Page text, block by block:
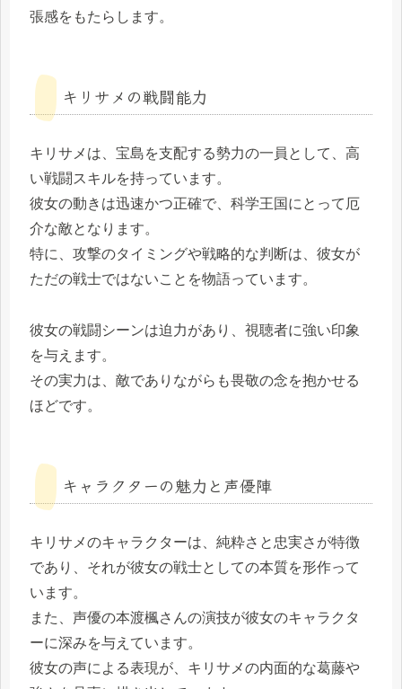
張感をもたらします。
キリサメの戦闘能力
キリサメは、宝島を支配する勢力の一員として、高
い戦闘スキルを持っています。
彼女の動きは迅速かつ正確で、科学王国にとって厄
介な敵となります。
特に、攻撃のタイミングや戦略的な判断は、彼女が
ただの戦士ではないことを物語っています。
彼女の戦闘シーンは迫力があり、視聴者に強い印象
を与えます。
その実力は、敵でありながらも畏敬の念を抱かせる
ほどです。
キャラクターの魅力と声優陣
キリサメのキャラクターは、純粋さと忠実さが特徴
であり、それが彼女の戦士としての本質を形作って
います。
また、声優の本渡楓さんの演技が彼女のキャラクタ
ーに深みを与えています。
彼女の声による表現が、キリサメの内面的な葛藤や